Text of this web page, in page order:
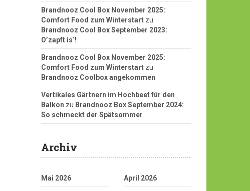
Brandnooz Cool Box November 2025:
Comfort Food zum Winterstart zu
Brandnooz Cool Box September 2023:
O’zapft is‘!
Brandnooz Cool Box November 2025:
Comfort Food zum Winterstart zu
Brandnooz Coolbox angekommen
Vertikales Gärtnern im Hochbeet für den
Balkon zu Brandnooz Box September 2024:
So schmeckt der Spätsommer
Archiv
Mai 2026 April 2026